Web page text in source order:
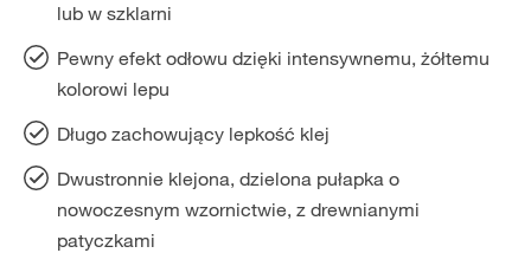
lub w szklarni
Pewny efekt odłowu dzięki intensywnemu, żółtemu
kolorowi lepu
Długo zachowujący lepkość klej
Dwustronnie klejona, dzielona pułapka o
nowoczesnym wzornictwie, z drewnianymi
patyczkami